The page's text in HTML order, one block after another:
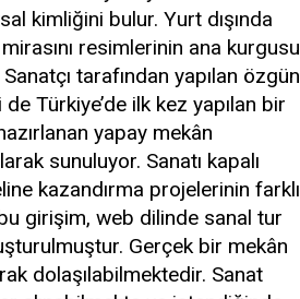
kimliğini bulur. Yurt dışında
resimlerinin ana kurgusu
Sanatçı tarafından yapılan özgün
Türkiye’de ilk kez yapılan bir
yapay mekân
sunuluyor. Sanatı kapalı
kazandırma projelerinin farklı
girişim, web dilinde sanal tur
Gerçek bir mekân
dolaşılabilmektedir. Sanat